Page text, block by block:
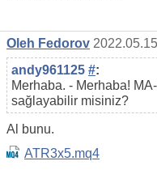
Oleh Fedorov
andy961125 #:
Merhaba. - Merhaba!
sağlayabilir misiniz?
Al bunu.
ATR3x5.mq4